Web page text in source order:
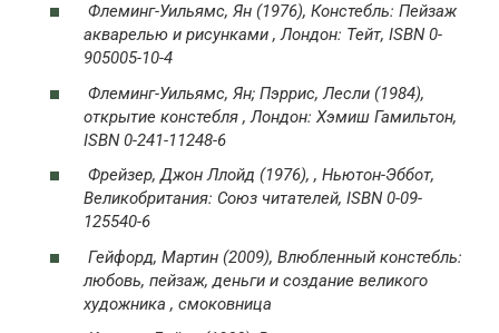
Флеминг-Уильямс, Ян (1976), Констебль: Пейзаж
акварелью и рисунками , Лондон: Тейт, ISBN 0-
905005-10-4
Флеминг-Уильямс, Ян; Пэррис, Лесли (1984),
открытие констебля , Лондон: Хэмиш Гамильтон,
ISBN 0-241-11248-6
Фрейзер, Джон Ллойд (1976), , Ньютон-Эббот,
Великобритания: Союз читателей, ISBN 0-09-
125540-6
Гейфорд, Мартин (2009), Влюбленный констебль:
любовь, пейзаж, деньги и создание великого
художника , смоковница